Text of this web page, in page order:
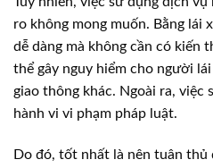
ro không mong muốn. Bằng lái
dễ dàng mà không cần có kiến
thể gây nguy hiểm cho người
giao thông khác. Ngoài ra, việc
hành vi vi phạm pháp luật.
Do đó, tốt nhất là nên tuân